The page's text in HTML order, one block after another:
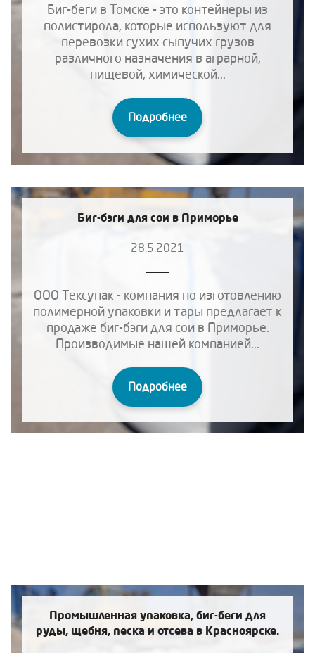
Биг-беги в Томске - это контейнеры из
полистирола, которые используют для
перевозки сухих сыпучих грузов
различного назначения в аграрной,
пищевой, химической...
Подробнее
Биг-бэги для сои в Приморье
28.5.2021
ООО Тексупак - компания по изготовлению
полимерной упаковки и тары предлагает к
продаже биг-бэги для сои в Приморье.
Производимые нашей компанией...
Подробнее
Промышленная упаковка, биг-беги для
руды, щебня, песка и отсева в Красноярске.